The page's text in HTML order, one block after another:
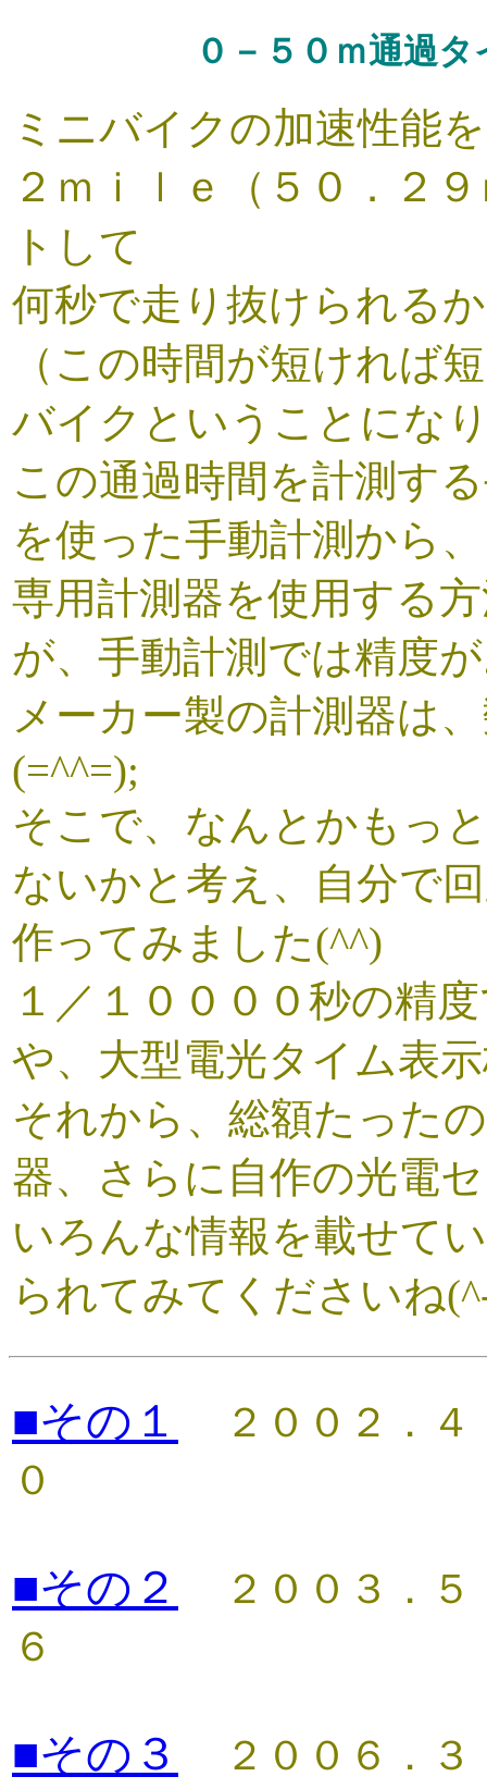
０－５０ｍ通過
ミニバイクの加速性能
２ｍｉｌｅ（５０．２
トして
何秒で走り抜けられる
（この時間が短ければ
バイクということにな
この通過時間を計測す
を使った手動計測から
専用計測器を使用する
が、手動計測では精度
メーカー製の計測器は
(=^^=);
そこで、なんとかもっ
ないかと考え、自分で
作ってみました(^^)
１／１００００秒の精
や、大型電光タイム表
それから、総額たった
器、さらに自作の光電
いろんな情報を載せて
られてみてくださいね
■その１
２００２．
■その２
２００３．
６
■その３
２００６．